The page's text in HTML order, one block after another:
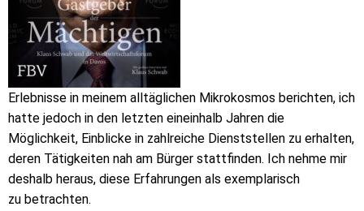
Erlebnisse in meinem alltäglichen Mikrokosmos berichten, ich
hatte jedoch in den letzten eineinhalb Jahren die
Möglichkeit, Einblicke in zahlreiche Dienststellen zu erhalten,
deren Tätigkeiten nah am Bürger stattfinden. Ich nehme mir
deshalb heraus, diese Erfahrungen als exemplarisch
zu betrachten.